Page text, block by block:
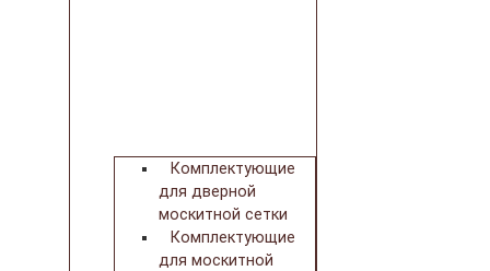
Комплектующие
для дверной
москитной сетки
Комплектующие
для москитной